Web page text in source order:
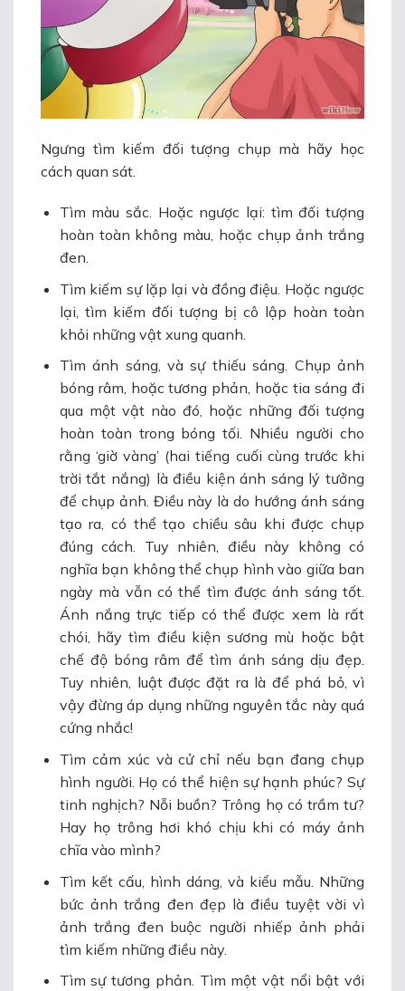
Ngưng tìm kiếm đối tượng chụp mà hãy học
cách quan sát.
Tìm màu sắc. Hoặc ngược lại: tìm đối tượng
hoàn toàn không màu, hoặc chụp ảnh trắng
đen.
Tìm kiếm sự lặp lại và đồng điệu. Hoặc ngược
lại, tìm kiếm đối tượng bị cô lập hoàn toàn
khỏi những vật xung quanh.
Tìm ánh sáng, và sự thiếu sáng. Chụp ảnh
bóng râm, hoặc tương phản, hoặc tia sáng đi
qua một vật nào đó, hoặc những đối tượng
hoàn toàn trong bóng tối. Nhiều người cho
rằng ‘giờ vàng’ (hai tiếng cuối cùng trước khi
trời tắt nắng) là điều kiện ánh sáng lý tưởng
để chụp ảnh. Điều này là do hướng ánh sáng
tạo ra, có thể tạo chiều sâu khi được chụp
đúng cách. Tuy nhiên, điều này không có
nghĩa bạn không thể chụp hình vào giữa ban
ngày mà vẫn có thể tìm được ánh sáng tốt.
Ánh nắng trực tiếp có thể được xem là rất
chói, hãy tìm điều kiện sương mù hoặc bật
chế độ bóng râm để tìm ánh sáng dịu đẹp.
Tuy nhiên, luật được đặt ra là để phá bỏ, vì
vậy đừng áp dụng những nguyên tắc này quá
cứng nhắc!
Tìm cảm xúc và cử chỉ nếu bạn đang chụp
hình người. Họ có thể hiện sự hạnh phúc? Sự
tinh nghịch? Nỗi buồn? Trông họ có trầm tư?
Hay họ trông hơi khó chịu khi có máy ảnh
chĩa vào mình?
Tìm kết cấu, hình dáng, và kiểu mẫu. Những
bức ảnh trắng đen đẹp là điều tuyệt vời vì
ảnh trắng đen buộc người nhiếp ảnh phải
tìm kiếm những điều này.
Tìm sự tương phản. Tìm một vật nổi bật với